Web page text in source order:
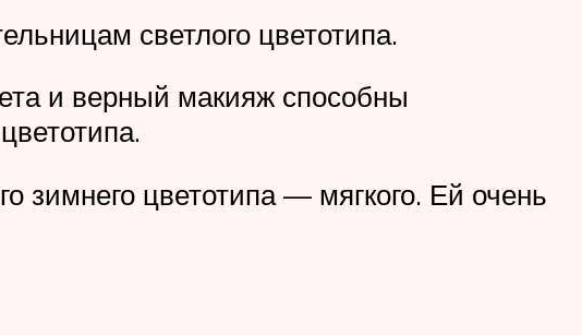
светлого цветотипа.
и верный макияж способны
зимнего цветотипа — мягкого. Ей очень